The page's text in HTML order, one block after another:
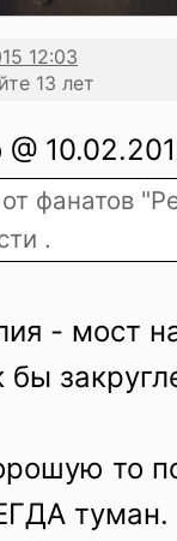
13 лет
@
фанатов
.
- мост
бы
то
туман.